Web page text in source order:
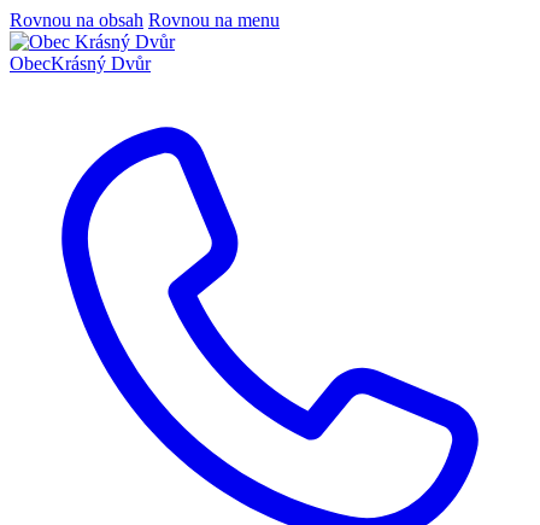
Rovnou na obsah Rovnou na menu
ObecKrásný Dvůr